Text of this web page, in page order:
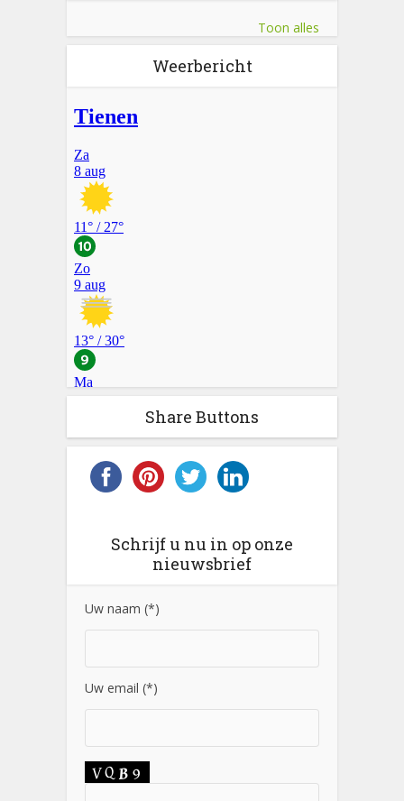
Toon alles
Weerbericht
Share Buttons
Schrijf u nu in op onze
nieuwsbrief
Uw naam (*)
Uw email (*)